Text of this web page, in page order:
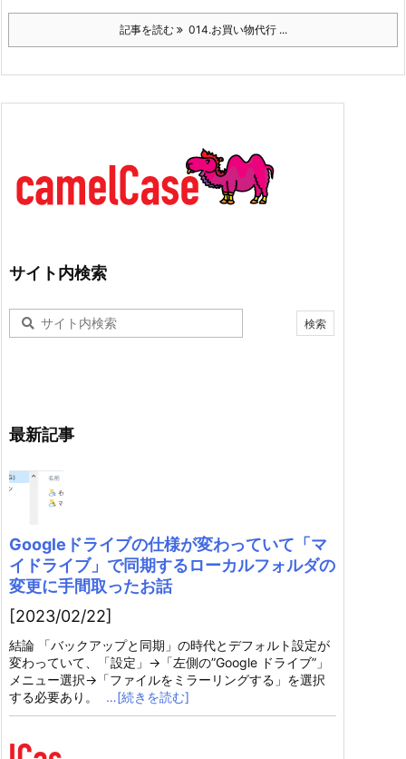
記事を読む 014.お買い物代行 ...
サイト内検索
最新記事
Googleドライブの仕様が変わっていて「マ
イドライブ」で同期するローカルフォルダの
変更に手間取ったお話
[2023/02/22]
結論 「バックアップと同期」の時代とデフォルト設定が
変わっていて、「設定」→「左側の”Google ドライブ”」
メニュー選択→「ファイルをミラーリングする」を選択
する必要あり。
…[続きを読む]